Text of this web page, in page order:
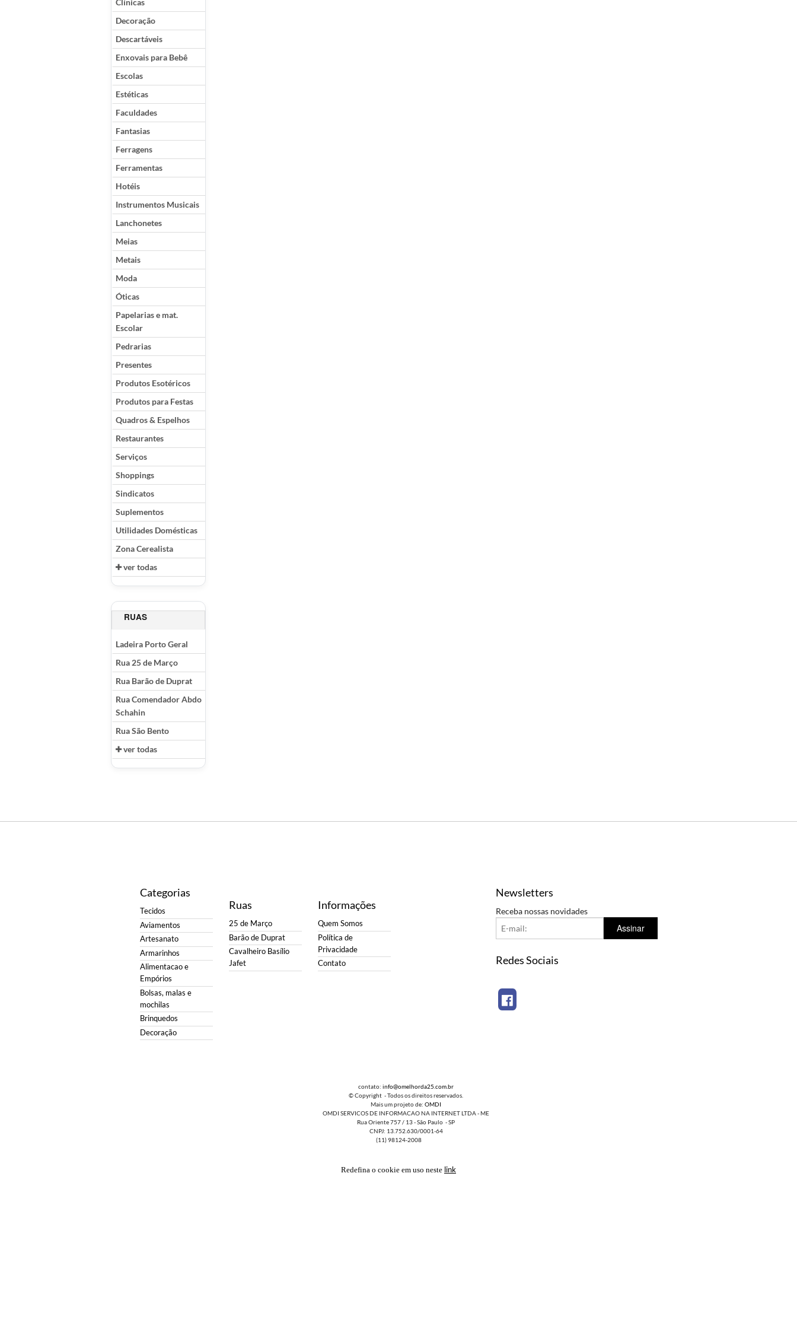
Clínicas
Decoração
Descartáveis
Enxovais para Bebê
Escolas
Estéticas
Faculdades
Fantasias
Ferragens
Ferramentas
Hotéis
Instrumentos Musicais
Lanchonetes
Meias
Metais
Moda
Óticas
Papelarias e mat.
Escolar
Pedrarias
Presentes
Produtos Esotéricos
Produtos para Festas
Quadros & Espelhos
Restaurantes
Serviços
Shoppings
Sindicatos
Suplementos
Utilidades Domésticas
Zona Cerealista
ver todas
RUAS
Ladeira Porto Geral
Rua 25 de Março
Rua Barão de Duprat
Rua Comendador Abdo
Schahin
Rua São Bento
ver todas
Categorias
Tecidos
Aviamentos
Artesanato
Armarinhos
Alimentacao e
Empórios
Bolsas, malas e
mochilas
Brinquedos
Decoração
Ruas
25 de Março
Barão de Duprat
Cavalheiro Basílio
Jafet
Informações
Quem Somos
Política de
Privacidade
Contato
Newsletters
Receba nossas novidades
Assinar
Redes Sociais
contato: info@omelhorda25.com.br
© Copyright - Todos os direitos reservados.
Mais um projeto de: OMDI
OMDI SERVICOS DE INFORMACAO NA INTERNET LTDA - ME
Rua Oriente 757 / 13 - São Paulo - SP
CNPJ: 13.752.630/0001-64
(11) 98124-2008
Redefina o cookie em uso neste link